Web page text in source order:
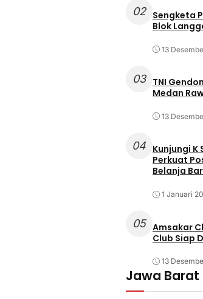
02
Sengketa
Blok
13
03
TNI
Medan
13
04 Kunjungi K
Perkuat
Belanja
1 Januari
05 Amsakar
Club Siap
13
Jawa Barat